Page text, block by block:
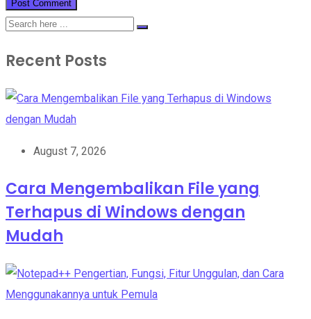
Recent Posts
August 7, 2026
Cara Mengembalikan File yang
Terhapus di Windows dengan
Mudah